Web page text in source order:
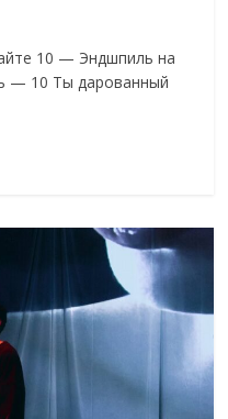
10 — Эндшпиль на
— 10 Ты дарованный